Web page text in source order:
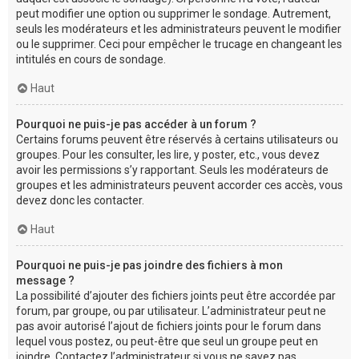
peut modifier une option ou supprimer le sondage. Autrement,
seuls les modérateurs et les administrateurs peuvent le modifier
ou le supprimer. Ceci pour empêcher le trucage en changeant les
intitulés en cours de sondage.
Haut
Pourquoi ne puis-je pas accéder à un forum ?
Certains forums peuvent être réservés à certains utilisateurs ou
groupes. Pour les consulter, les lire, y poster, etc., vous devez
avoir les permissions s’y rapportant. Seuls les modérateurs de
groupes et les administrateurs peuvent accorder ces accès, vous
devez donc les contacter.
Haut
Pourquoi ne puis-je pas joindre des fichiers à mon
message ?
La possibilité d’ajouter des fichiers joints peut être accordée par
forum, par groupe, ou par utilisateur. L’administrateur peut ne
pas avoir autorisé l’ajout de fichiers joints pour le forum dans
lequel vous postez, ou peut-être que seul un groupe peut en
joindre. Contactez l’administrateur si vous ne savez pas